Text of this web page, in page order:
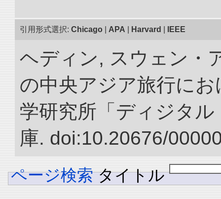
引用形式選択: Chicago APA Harvard IEEE
ヘディン, スウェン・
の中央アジア旅行にお
学研究所「ディジタ
庫. doi:10.20676/
ページ検索 タイトル